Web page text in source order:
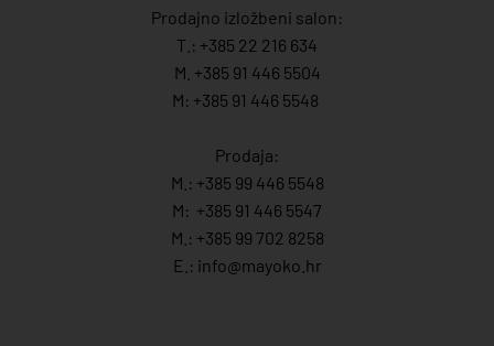
Prodajno izložbeni salon:
T.: +385 22 216 634
M. +385 91 446 5504
M: +385 91 446 5548
Prodaja:
M.: +385 99 446 5548
M: +385 91 446 5547
M.: +385 99 702 8258
E.: info@mayoko. hr